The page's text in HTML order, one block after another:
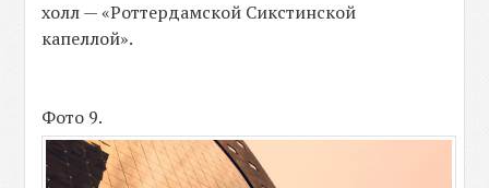
холл — «Роттердамской Сикстинской
капеллой».
Фото 9.